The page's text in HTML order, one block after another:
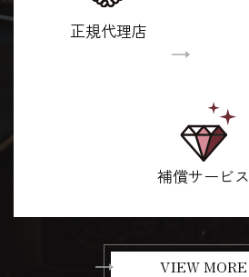
正規代理店
補償サービス
VIEW MORE